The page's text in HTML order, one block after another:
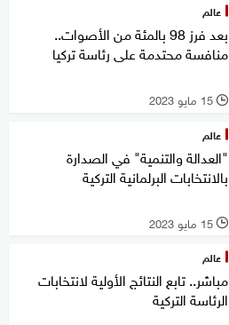
عالم
بعد فرز 98 بالمئة من الأصوات..
منافسة محتدمة على رئاسة تركيا
l 15 مايو 2023
عالم
"العدالة والتنمية" في الصدارة
بالانتخابات البرلمانية التركية
l 15 مايو 2023
عالم
مباشر.. تابع النتائج الأولية لانتخابات
الرئاسة التركية